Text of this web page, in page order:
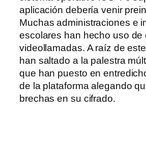
aplicación debería venir
Muchas administraciones e
escolares han hecho uso de
videollamadas. A raíz de
han saltado a la palestra
que han puesto en
de la plataforma alegando
brechas en su cifrado.